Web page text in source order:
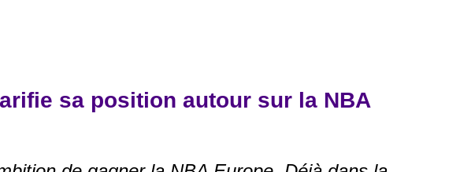
sa position autour sur la NBA